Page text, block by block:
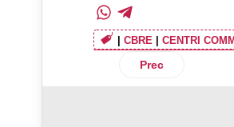
CBRE CENTRI
Articolo
Prec